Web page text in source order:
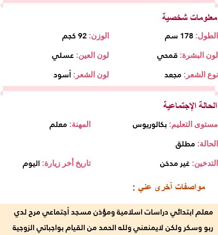
الوزن: 92 كجم الطول: 178 سم
لون العين: عسلي لون البشرة: قمحي
لون الشعر: أسود نوع الشعر: مجعد
المهنة: معلم مستوى التعليم: بكالوريوس
الحالة: مطلق
تاريخ أخر زيارة: اليوم التدخين: غير مدخن
معلم ابتدائي دراسات اسلامية ومؤذن مسجد أجتماعي مرح لدي
ربو وسكر ولكن لايمنعني ولله الحمد من القيام بواجباتي الزوجية